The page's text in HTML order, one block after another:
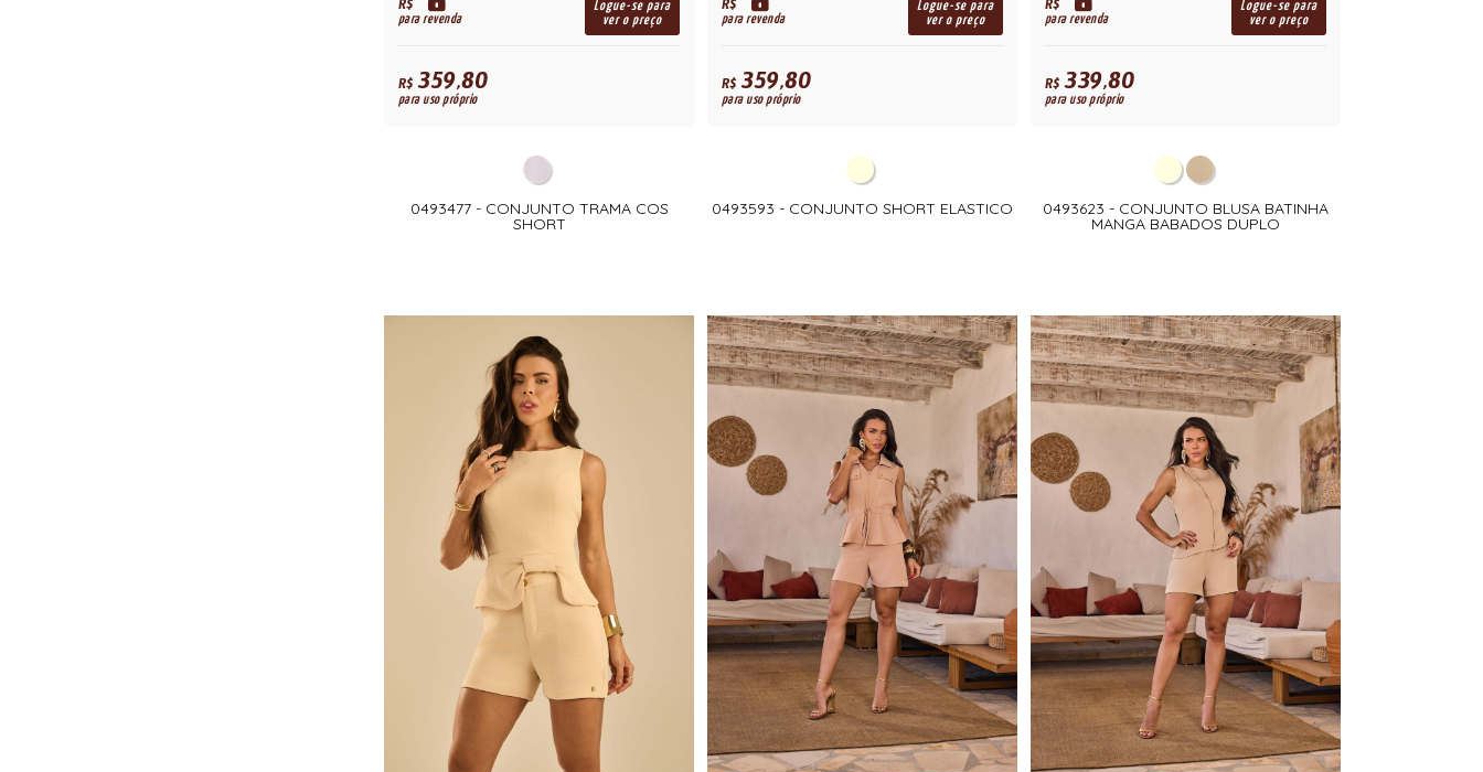
R$
para revenda
Logue-se para
ver o preço
R$359,80
para uso próprio
0493477 - CONJUNTO TRAMA COS
SHORT
R$
para revenda
Logue-se para
ver o preço
R$359,80
para uso próprio
0493593 - CONJUNTO SHORT ELASTICO
R$
para revenda
Logue-se para
ver o preço
R$339,80
para uso próprio
0493623 - CONJUNTO BLUSA BATINHA
MANGA BABADOS DUPLO